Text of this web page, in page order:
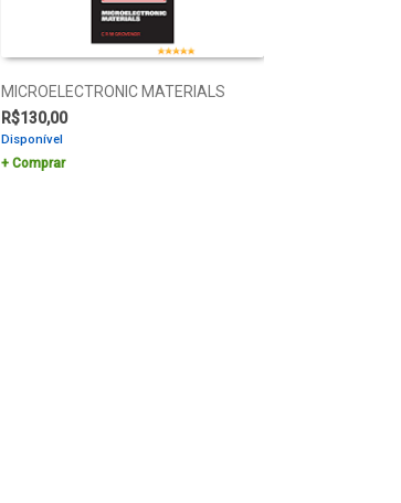
MICROELECTRONIC MATERIALS
R$130,00
Disponível
Comprar